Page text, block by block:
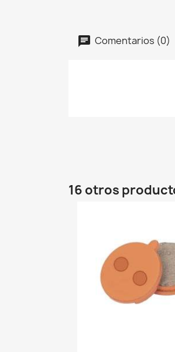
Comentarios (0)
16 otros